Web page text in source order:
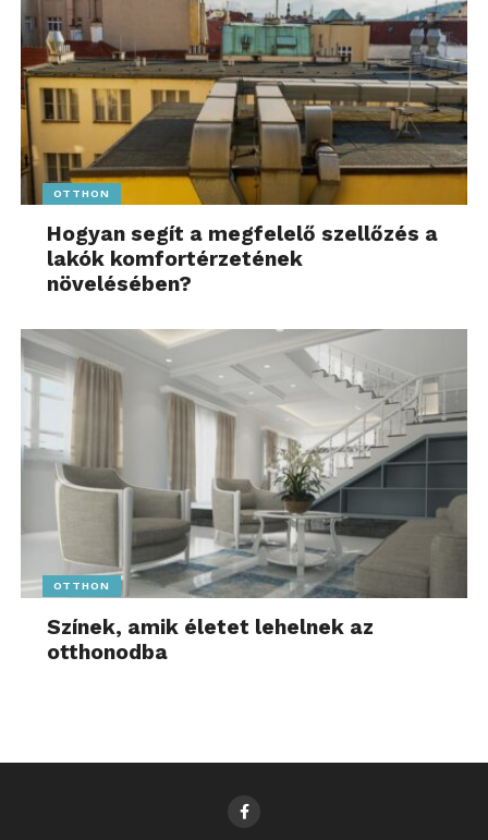
OTTHON
Hogyan segít a megfelelő szellőzés a
lakók komfortérzetének
növelésében?
OTTHON
Színek, amik életet lehelnek az
otthonodba